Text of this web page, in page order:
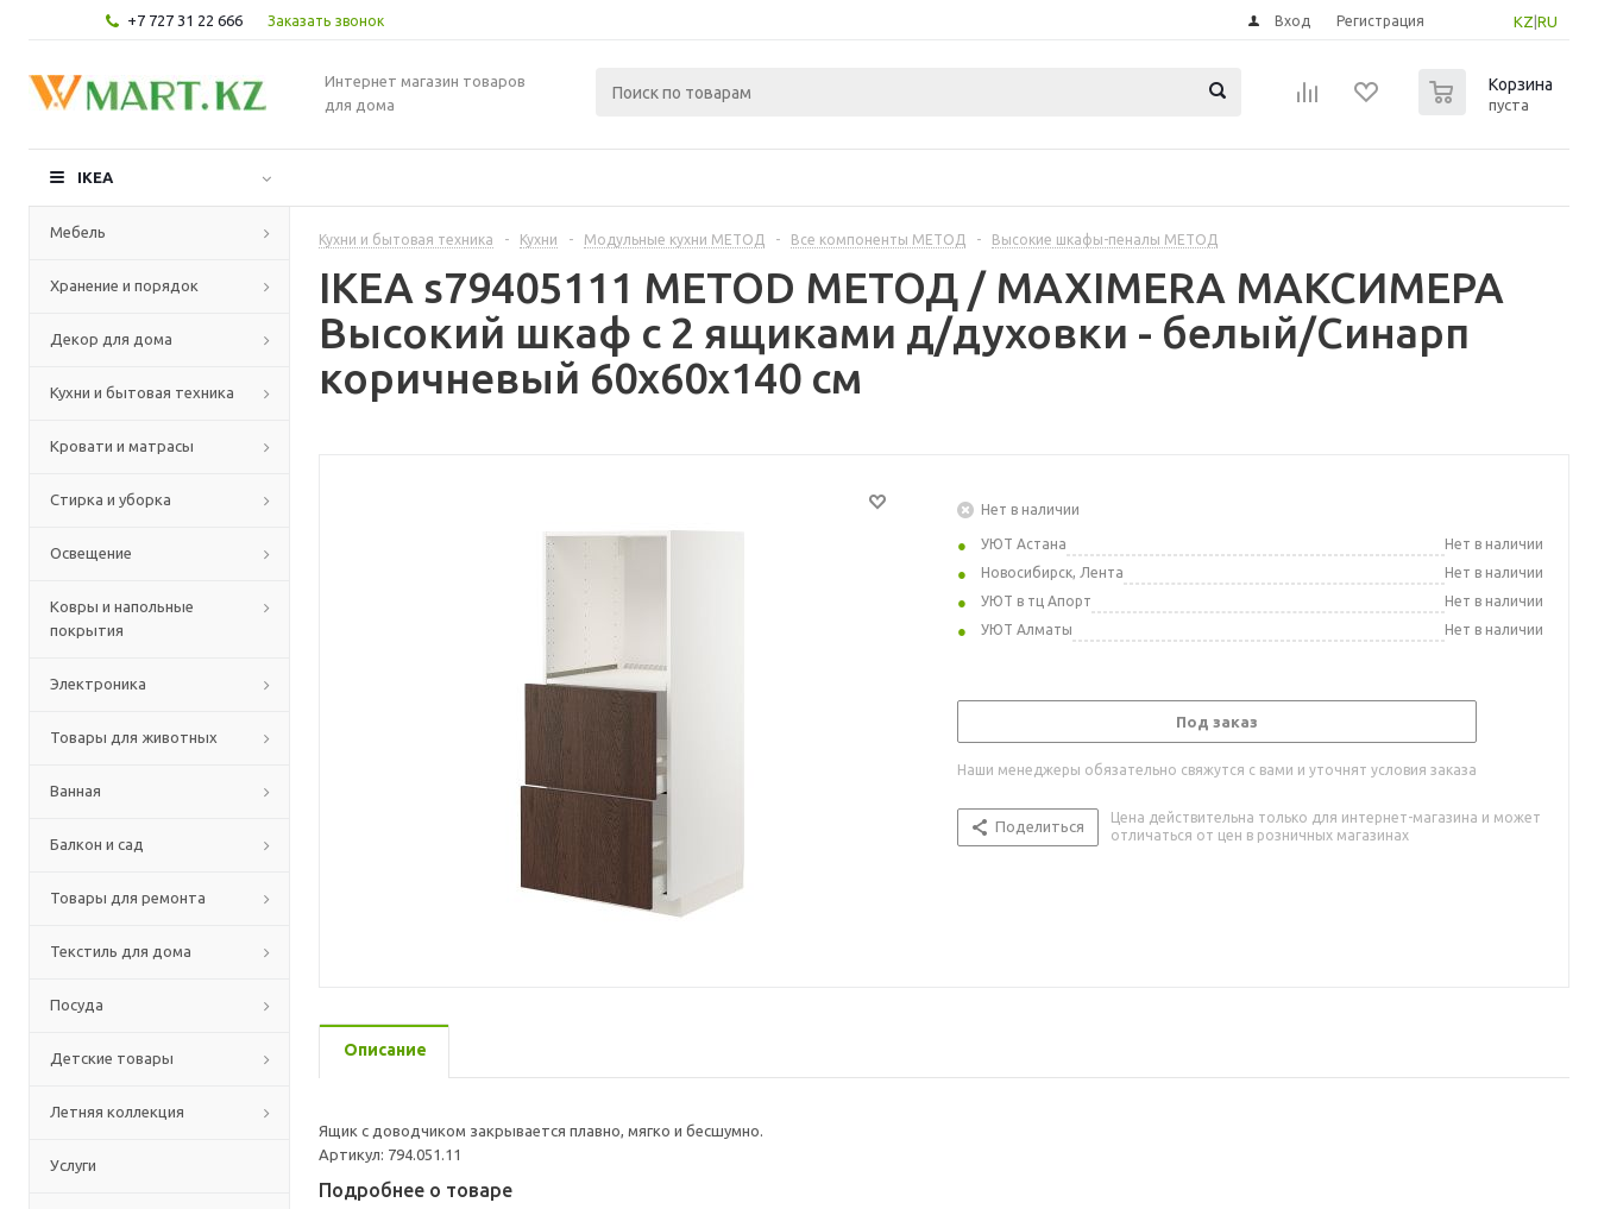
+7 727 31 22 666 Заказать звонок KZ RU
Вход Регистрация
Интернет магазин товаров
для дома
Корзина
пуста
IKEA
Мебель
Хранение и порядок
Декор для дома
Кухни и бытовая техника
Кровати и матрасы
Стирка и уборка
Освещение
Ковры и напольные
покрытия
Электроника
Товары для животных
Ванная
Балкон и сад
Товары для ремонта
Текстиль для дома
Посуда
Детские товары
Летняя коллекция
Услуги
Кухни и бытовая техника - Кухни - Модульные кухни МЕТОД - Все компоненты МЕТОД - Высокие шкафы-пеналы МЕТОД
IKEA s79405111 METOD МЕТОД / MAXIMERA МАКСИМЕРА
Высокий шкаф с 2 ящиками д/духовки - белый/Синарп
коричневый 60x60x140 см
Нет в наличии
УЮТ Астана
Нет в наличии
Новосибирск, Лента
Нет в наличии
УЮТ в тц Апорт
Нет в наличии
УЮТ Алматы
Нет в наличии
Под заказ
Наши менеджеры обязательно свяжутся с вами и уточнят условия заказа
Поделиться
Цена действительна только для интернет-магазина и может
отличаться от цен в розничных магазинах
Описание
Ящик с доводчиком закрывается плавно, мягко и бесшумно.
Артикул: 794.051.11
Подробнее о товаре